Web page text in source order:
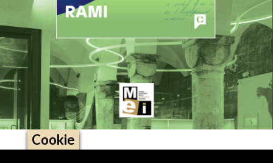
Cookie